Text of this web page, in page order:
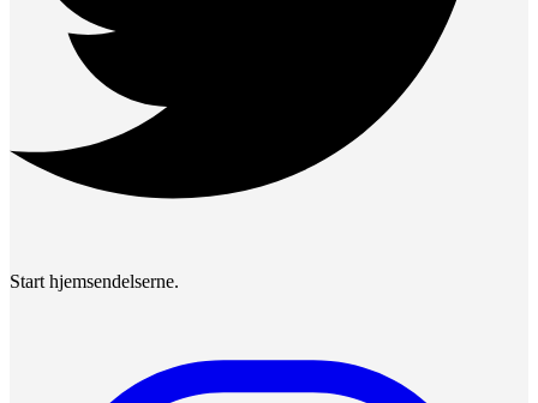
Start hjemsendelserne.